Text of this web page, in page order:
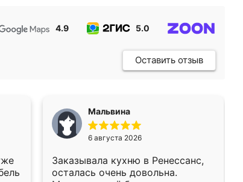
4.9 5.0
Оставить отзыв
Мальвина
6 августа 2026
Заказывала кухню в Ренессанс,
осталась очень довольна.